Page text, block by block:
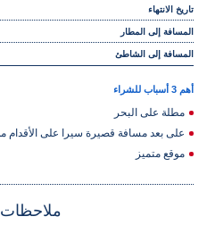
تاريخ الانتهاء
المسافة إلى المطار
المسافة إلى الشاطئ
أهم 3 أسباب للشراء
مطلة على البحر
على بعد مسافة قصيرة سيرا على
موقع متميز
ملاحظات